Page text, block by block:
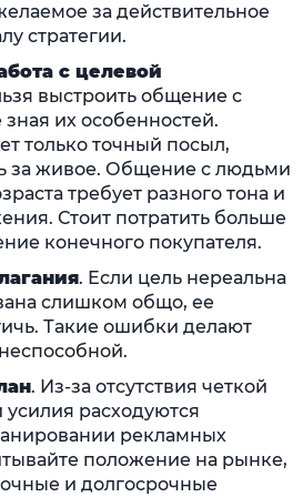
за действительное
стратегии.
с целевой
выстроить общение с
их особенностей.
только точный посыл,
за живое. Общение с людьми
требует разного тона и
Стоит потратить больше
конечного покупателя.
. Если цель нереальна
слишком общо, ее
Такие ошибки делают
. Из-за отсутствия четкой
расходуются
рекламных
положение на рынке,
и долгосрочные